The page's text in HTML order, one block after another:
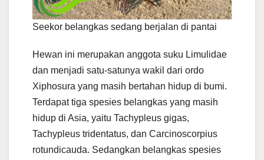
Seekor belangkas sedang berjalan di pantai
Hewan ini merupakan anggota suku Limulidae
dan menjadi satu-satunya wakil dari ordo
Xiphosura yang masih bertahan hidup di bumi.
Terdapat tiga spesies belangkas yang masih
hidup di Asia, yaitu Tachypleus gigas,
Tachypleus tridentatus, dan Carcinoscorpius
rotundicauda. Sedangkan belangkas spesies